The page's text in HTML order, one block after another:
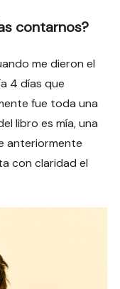
contarnos?
me dieron el
4 días que
fue toda una
libro es mía, una
anteriormente
con claridad el